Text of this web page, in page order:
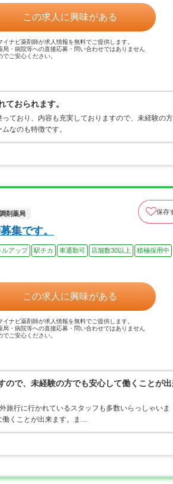
この求人に興味がある
イナビ薬剤師が求人情報を無料でご提供します。
局・病院等への直接応募・問い合わせではありません
でご安心ください。
ておられます。
ており、内容も充実しておりますので、未経験の
なのも特徴です。
調剤薬局 保存
集です。
ルアップ 駅チカ 車通勤可 店舗数30以上
積極採用中
この求人に興味がある
イナビ薬剤師が求人情報を無料でご提供します。
局・病院等への直接応募・問い合わせではありません
でご安心ください。
ので、未経験の方でも安心して働くことが
旅行に行かれているスタッフも多数いらっしゃいま
働くことが出来ます。ま…